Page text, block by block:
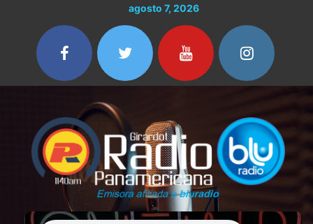
contenido
agosto 7, 2026